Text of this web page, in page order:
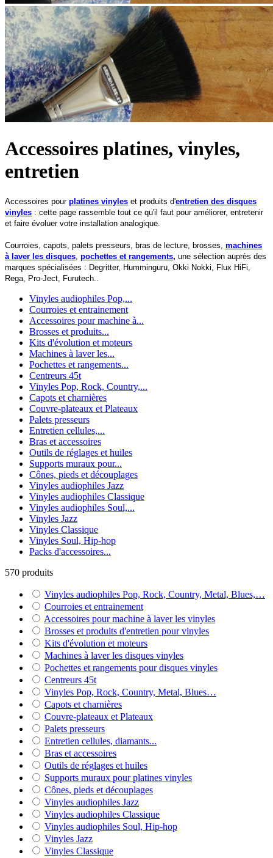
Accessoires platines, vinyles,
entretien
Accessoires pour platines vinyles et produits d'entretien des disques
vinyles : cette page rassemble tout ce qu'il faut pour améliorer, entretenir
et faire évoluer votre installation analogique.
Courroies, capots, palets presseurs, bras de lecture, brosses, machines
à laver les disques, pochettes et rangements, une sélection auprès des
marques spécialisées : Degritter, Humminguru, Okki Nokki, Flux HiFi,
Rega, Pro-Ject, Furutech..
Vinyles audiophiles Pop,...
Courroies et entrainement
Accessoires pour machine à...
Brosses et produits...
Kits d'évolution et moteurs
Machines à laver les...
Pochettes et rangements...
Centreurs 45t
Vinyles Pop, Rock, Country,...
Capots et charnières
Couvre-plateaux et Plateaux
Palets presseurs
Entretien cellules,...
Bras et accessoires
Outils de réglages et huiles
Supports muraux pour...
Cônes, pieds et découplages
Vinyles audiophiles Jazz
Vinyles audiophiles Classique
Vinyles audiophiles Soul,...
Vinyles Jazz
Vinyles Classique
Vinyles Soul, Hip-hop
Packs d'accessoires...
570 produits
Vinyles audiophiles Pop, Rock, Country, Metal, Blues,…
Courroies et entrainement
Accessoires pour machine à laver les vinyles
Brosses et produits d'entretien pour vinyles
Kits d'évolution et moteurs
Machines à laver les disques vinyles
Pochettes et rangements pour disques vinyles
Centreurs 45t
Vinyles Pop, Rock, Country, Metal, Blues…
Capots et charnières
Couvre-plateaux et Plateaux
Palets presseurs
Entretien cellules, diamants...
Bras et accessoires
Outils de réglages et huiles
Supports muraux pour platines vinyles
Cônes, pieds et découplages
Vinyles audiophiles Jazz
Vinyles audiophiles Classique
Vinyles audiophiles Soul, Hip-hop
Vinyles Jazz
Vinyles Classique